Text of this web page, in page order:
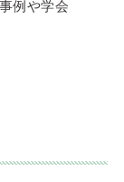
例や学会